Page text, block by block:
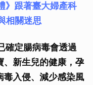
》跟著臺大婦產科
相關迷思
確定腸病毒會透過
、新生兒的健康，孕
毒入侵、減少感染風